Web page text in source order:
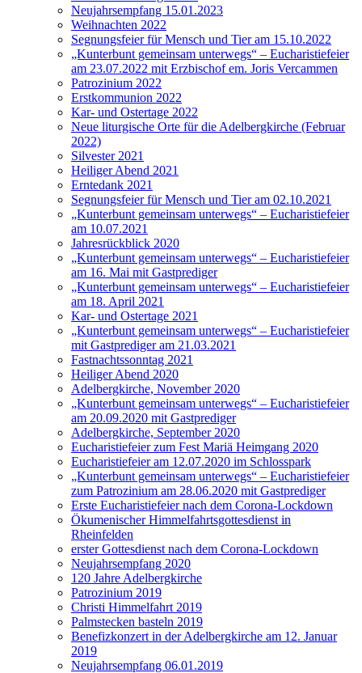
Neujahrsempfang 15.01.2023
Weihnachten 2022
Segnungsfeier für Mensch und Tier am 15.10.2022
„Kunterbunt gemeinsam unterwegs“ – Eucharistiefeier
am 23.07.2022 mit Erzbischof em. Joris Vercammen
Patrozinium 2022
Erstkommunion 2022
Kar- und Ostertage 2022
Neue liturgische Orte für die Adelbergkirche (Februar
2022)
Silvester 2021
Heiliger Abend 2021
Erntedank 2021
Segnungsfeier für Mensch und Tier am 02.10.2021
„Kunterbunt gemeinsam unterwegs“ – Eucharistiefeier
am 10.07.2021
Jahresrückblick 2020
„Kunterbunt gemeinsam unterwegs“ – Eucharistiefeier
am 16. Mai mit Gastprediger
„Kunterbunt gemeinsam unterwegs“ – Eucharistiefeier
am 18. April 2021
Kar- und Ostertage 2021
„Kunterbunt gemeinsam unterwegs“ – Eucharistiefeier
mit Gastprediger am 21.03.2021
Fastnachtssonntag 2021
Heiliger Abend 2020
Adelbergkirche, November 2020
„Kunterbunt gemeinsam unterwegs“ – Eucharistiefeier
am 20.09.2020 mit Gastprediger
Adelbergkirche, September 2020
Eucharistiefeier zum Fest Mariä Heimgang 2020
Eucharistiefeier am 12.07.2020 im Schlosspark
„Kunterbunt gemeinsam unterwegs“ – Eucharistiefeier
zum Patrozinium am 28.06.2020 mit Gastprediger
Erste Eucharistiefeier nach dem Corona-Lockdown
Ökumenischer Himmelfahrtsgottesdienst in
Rheinfelden
erster Gottesdienst nach dem Corona-Lockdown
Neujahrsempfang 2020
120 Jahre Adelbergkirche
Patrozinium 2019
Christi Himmelfahrt 2019
Palmstecken basteln 2019
Benefizkonzert in der Adelbergkirche am 12. Januar
2019
Neujahrsempfang 06.01.2019